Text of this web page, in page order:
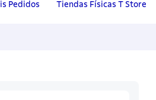
Pedidos Tiendas Físicas T Store